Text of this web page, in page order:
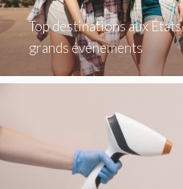
Top destinations aux
grands événements